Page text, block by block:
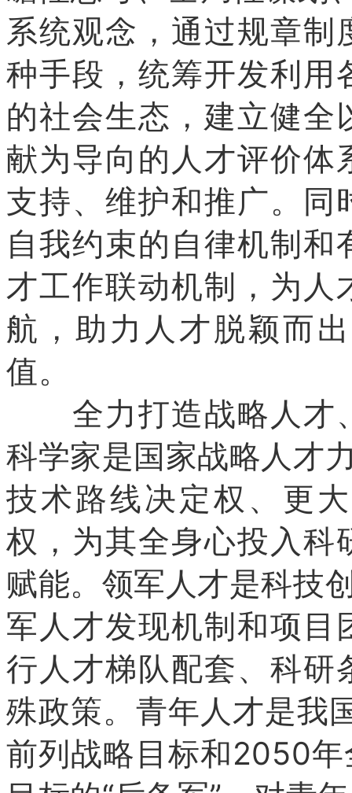
系统观念，通过规章制
种手段，统筹开发利用
的社会生态，建立健全
献为导向的人才评价体
支持、维护和推广。同
自我约束的自律机制
才工作联动机制，为人
航，助力人才脱颖而
值。
全力打造战略人才
科学家是国家战略人才
技术路线决定权、更
权，为其全身心投入科
赋能。领军人才是科技
军人才发现机制和项目
行人才梯队配套、科研
殊政策。青年人才是我
前列战略目标和2050